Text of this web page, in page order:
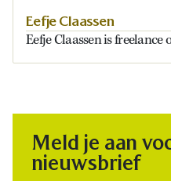
Eefje Claassen
Eefje Claassenis freelance
Meld je aan
nieuwsbrief